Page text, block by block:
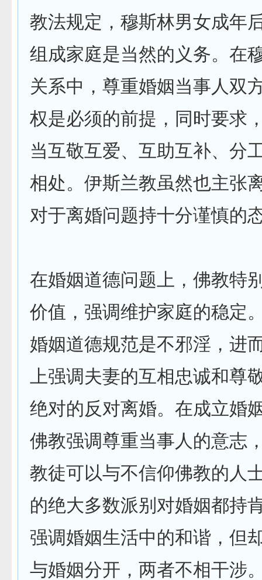
教法规定，穆斯林男女成年
组成家庭是当然的义务。在
关系中，尊重婚姻当事人双
权是必须的前提，同时要求
当互敬互爱、互助互补、分
相处。伊斯兰教虽然也主张
对于离婚问题持十分谨慎的
在婚姻道德问题上，佛教特
价值，强调维护家庭的稳定
婚姻道德规范是不邪淫，进
上强调夫妻的互相忠诚和尊
绝对的反对离婚。在成立婚
佛教强调尊重当事人的意志
教徒可以与不信仰佛教的人
的绝大多数派别对婚姻都持
强调婚姻生活中的和谐，但
与婚姻分开，两者不相干涉